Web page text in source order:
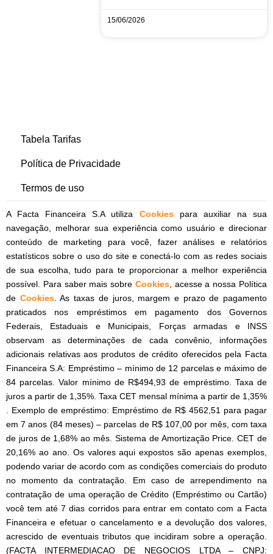
15/06/2026
Tabela Tarifas
Política de Privacidade
Termos de uso
A Facta Financeira S.A utiliza Cookies
para auxiliar na sua
navegação, melhorar sua experiência como usuário e direcionar
conteúdo de marketing para você, fazer análises e relatórios
estatísticos sobre o uso do site e conectá-lo com as redes sociais
de sua escolha, tudo para te proporcionar a melhor experiência
possível. Para saber mais sobre Cookies, acesse a nossa Política
de Cookies. As taxas de juros, margem e prazo de pagamento
praticados nos empréstimos em pagamento dos Governos
Federais, Estaduais e Municipais, Forças armadas e INSS
observam as determinações de cada convênio, informações
adicionais relativas aos produtos de crédito oferecidos pela Facta
Financeira S.A: Empréstimo – mínimo de 12 parcelas e máximo de
84 parcelas. Valor mínimo de R$494,93 de empréstimo. Taxa de
juros a partir de 1,35%. Taxa CET mensal mínima a partir de 1,35%
. Exemplo de empréstimo: Empréstimo de R$ 4562,51 para pagar
em 7 anos (84 meses) – parcelas de R$ 107,00 por mês, com taxa
de juros de 1,68% ao mês. Sistema de Amortização Price. CET de
20,16% ao ano. Os valores aqui expostos são apenas exemplos,
podendo variar de acordo com as condições comerciais do produto
no momento da contratação. Em caso de arrependimento na
contratação de uma operação de Crédito (Empréstimo ou Cartão)
você tem até 7 dias corridos para entrar em contato com a Facta
Financeira e efetuar o cancelamento e a devolução dos valores,
acrescido de eventuais tributos que incidiram sobre a operação.
(FACTA INTERMEDIACAO DE NEGOCIOS LTDA – CNPJ: